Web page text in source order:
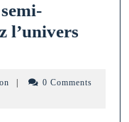
l’univers
minesgabon0 Comments